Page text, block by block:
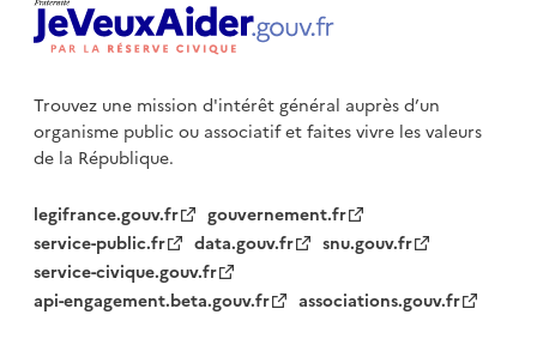
Trouvez une mission d'intérêt général auprès d’un
organisme publicou associatif et faites vivre les valeurs
de la République.
legifrance.gouv.fr
gouvernement.fr
service-public.fr
data.gouv.fr
snu.gouv.fr
service-civique.gouv.fr
api-engagement.beta.gouv.fr
associations.gouv.fr